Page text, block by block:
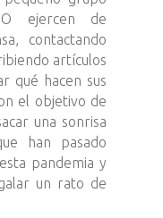
ejercen de
contactando
artículos
qué hacen sus
el objetivo de
una sonrisa
han pasado
pandemia y
un rato de